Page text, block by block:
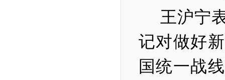
王沪宁
记对做好
国统一战